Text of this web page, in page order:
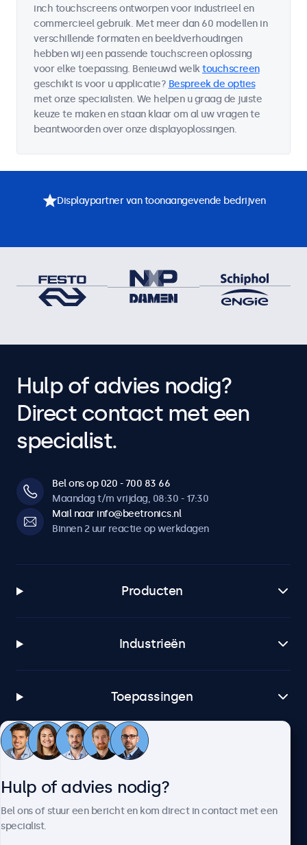
inch touchscreens ontworpen voor industrieel en
commercieel gebruik. Met meer dan 60 modellen in
verschillende formaten en beeldverhoudingen
hebben wij een passende touchscreen oplossing
voor elke toepassing. Benieuwd welktouchscreen
geschikt is voor u applicatie? Bespreek de opties
met onze specialisten. We helpen u graag de juiste
keuze te maken en staan klaar om al uw vragen te
beantwoorden over onze displayoplossingen.
Displaypartner van toonaangevende bedrijven
Hulp of advies nodig?
Direct contact met een
specialist.
Bel ons op 020 - 700 83 66
Maandag t/m vrijdag, 08:30 - 17:30
Mail naar info@beetronics.nl
Binnen 2 uur reactie op werkdagen
Producten
Industrieën
Toepassingen
Klantenservice
Hulp of advies nodig?
Bel ons of stuur een bericht en kom direct in contact met een
specialist.